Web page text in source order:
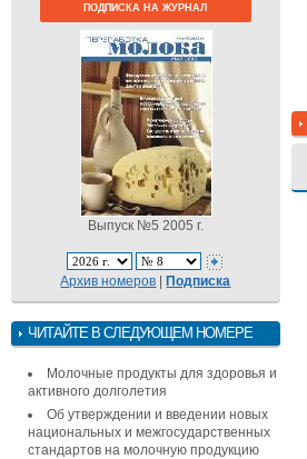
ПОДПИСКА НА ЖУРНАЛ
Выпуск №5 2005 г.
Архив номеров |Подписка
ЧИТАЙТЕ В СЛЕДУЮЩЕМ НОМЕРЕ
Молочные продукты для здоровья и
активного долголетия
Об утверждении и введении новых
национальных и межгосударственных
стандартов на молочную продукцию